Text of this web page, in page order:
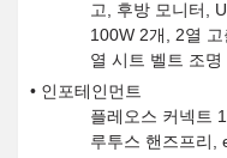
고, 후방 모니터,
100W 2개, 2열
열 시트 벨트 조명
인포테인먼트
플레오스 커넥트
루투스 핸즈프리,